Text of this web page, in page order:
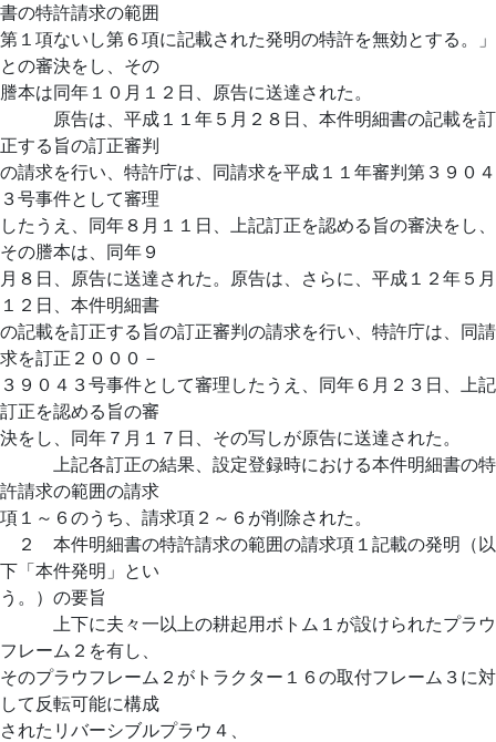
書の特許請求の範囲
第１項ないし第６項に記載された発明の特許を無効とする。」
との審決をし、その
謄本は同年１０月１２日、原告に送達された。
原告は、平成１１年５月２８日、本件明細書の記載を訂
正する旨の訂正審判
の請求を行い、特許庁は、同請求を平成１１年審判第３９０４
３号事件として審理
したうえ、同年８月１１日、上記訂正を認める旨の審決をし、
その謄本は、同年９
月８日、原告に送達された。原告は、さらに、平成１２年５月
１２日、本件明細書
の記載を訂正する旨の訂正審判の請求を行い、特許庁は、同請
求を訂正２０００－
３９０４３号事件として審理したうえ、同年６月２３日、上記
訂正を認める旨の審
決をし、同年７月１７日、その写しが原告に送達された。
上記各訂正の結果、設定登録時における本件明細書の特
許請求の範囲の請求
項１～６のうち、請求項２～６が削除された。
２ 本件明細書の特許請求の範囲の請求項１記載の発明（以
下「本件発明」とい
う。）の要旨
上下に夫々一以上の耕起用ボトム１が設けられたプラウ
フレーム２を有し、
そのプラウフレーム２がトラクター１６の取付フレーム３に対
して反転可能に構成
されたリバーシブルプラウ４、